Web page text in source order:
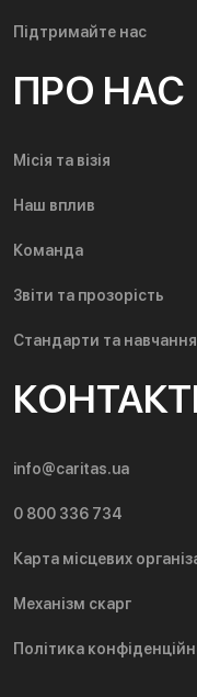
Підтримайте нас
ПРО НАС
Місія та візія
Наш вплив
Команда
Звіти та прозорість
Стандарти та навчання
info@caritas.ua
0 800 336 734
Карта місцевих
Механізм скарг
Політика